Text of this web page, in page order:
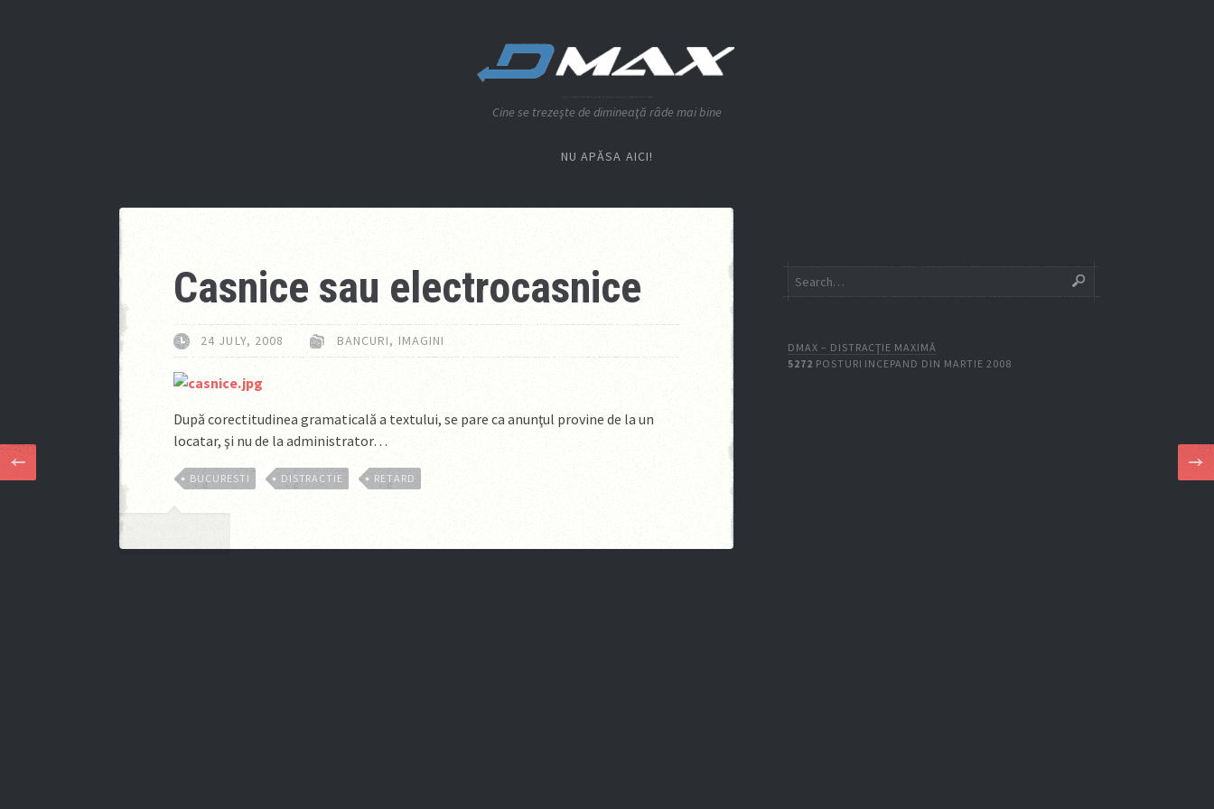
Cine se trezeşte de dimineaţă râde mai bine
NU APĂSA AICI!
Casnice sau electrocasnice
24 JULY, 2008 BANCURI, IMAGINI
După corectitudinea gramaticală a textului, se pare ca anunţul provine de la un
locatar, şi nu de la administrator…
BUCURESTI DISTRACTIE RETARD
DMAX – DISTRACŢIE MAXIMĂ
5272 POSTURI INCEPAND DIN MARTIE 2008